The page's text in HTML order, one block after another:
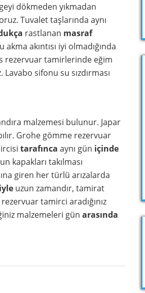
dökmeden yıkmadan
Tuvalet taşlarında aynı
rastlanan masraf
akma akıntısı iyi olmadığında
rezervuar tamirlerinde eğim
sifonu su sızdırması
malzemesi bulunur. Japar
Grohe gömme rezervuar
tarafınca aynı gün içinde
kapakları takılması
giren her türlü arızalarda
uzun zamandır, tamirat
tamirci aradığınız
malzemeleri gün arasında